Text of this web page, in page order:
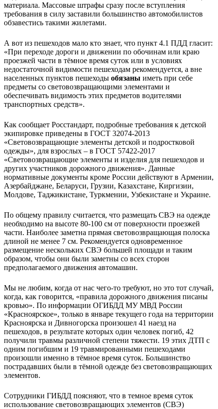
материала. Массовые штрафы сразу после вступления
требования в силу заставили большинство автомобилистов
обзавестись такими жилетами.
А вот из пешеходов мало кто знает, что пункт 4.1 ПДД гласит:
«При переходе дороги и движении по обочинам или краю
проезжей части в тёмное время суток или в условиях
недостаточной видимости пешеходам рекомендуется, а вне
населенных пунктов пешеходы обязаны иметь при себе
предметы со световозвращающими элементами и
обеспечивать видимость этих предметов водителями
транспортных средств».
Как сообщает Росстандарт, подробные требования к детской
экипировке приведены в ГОСТ 32074-2013
«Световозвращающие элементы детской и подростковой
одежды», для взрослых – в ГОСТ 57422-2017
«Световозвращающие элементы и изделия для пешеходов и
других участников дорожного движения». Данные
нормативные документы кроме России действуют в Армении,
Азербайджане, Беларуси, Грузии, Казахстане, Киргизии,
Молдове, Таджикистане, Туркмении, Узбекистане и Украине.
По общему правилу считается, что размещать СВЭ на одежде
необходимо на высоте 80-100 см от поверхности проезжей
части. Наиболее заметна прямая световозвращающая полоска
длиной не менее 7 см. Рекомендуется одновременное
размещение нескольких СВЭ бо́льшей площади и таким
образом, чтобы они были заметны со всех сторон
предполагаемого движения автомашин.
Мы не любим, когда от нас чего-то требуют, но это тот случай,
когда, как говорится, «правила дорожного движения писаны
кровью». По информации ОГИБДД МУ МВД России
«Красноярское», только в январе текущего года на территории
Красноярска и Дивногорска произошел 41 наезд на
пешеходов, в результате которых один человек погиб, 42
получили травмы различной степени тяжести. 19 этих ДТП с
одним погибшим и 19 травмированными пешеходами
произошли именно в тёмное время суток. Большинство
пострадавших были в тёмной одежде без световозвращающих
элементов.
Сотрудники ГИБДД поясняют, что в темное время суток
использование световозвращающих элементов (СВЭ)